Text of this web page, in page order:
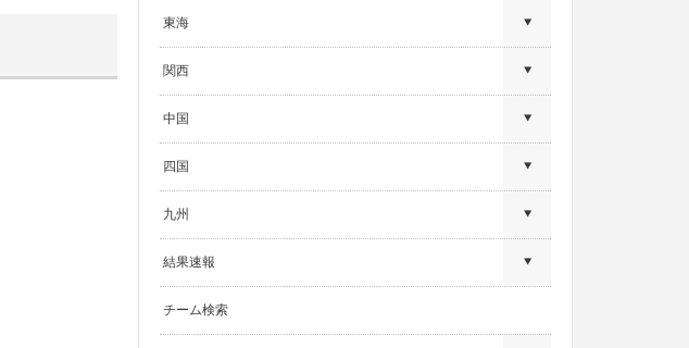
東海
関西
中国
四国
九州
結果速報
チーム検索